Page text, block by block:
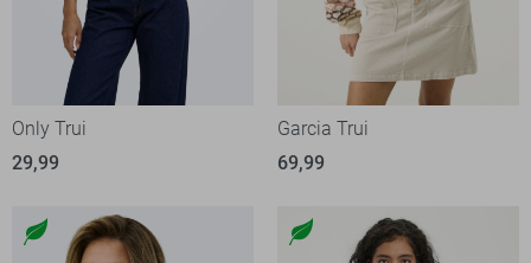
Only Trui
29,99
Garcia Trui
69,99